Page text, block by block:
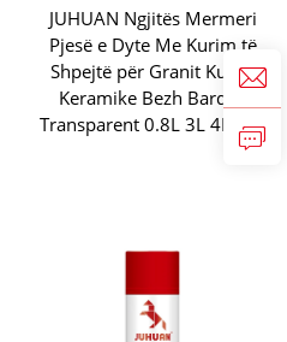
JUHUAN Ngjitës Mermeri
Pjesë e Dyte Me Kurim të
Shpejtë për Granit Kuallë
Keramike Bezh Bardhë
Transparent 0.8L 3L 4L 18L